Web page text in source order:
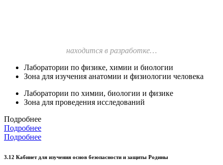
находится в разработке…
Лаборатории по физике, химии и биологии
Зона для изучения анатомии и физиологии человека
Лаборатории по химии, биологии и физике
Зона для проведения исследований
Подробнее
Подробнее
Подробнее
3.12 Кабинет для изучения основ безопасности и защиты Родины